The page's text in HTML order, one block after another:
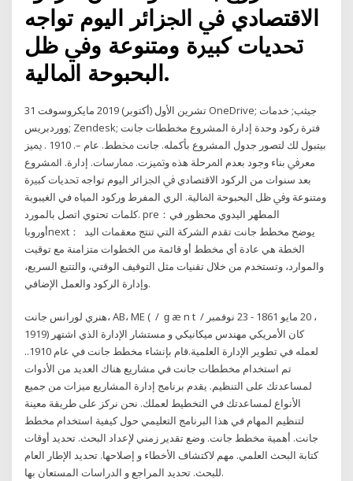
اﻻﻗﺘﺼﺎدي ﰲ اﳉﺰاﺋﺮ اﻟﻴﻮم ﺗﻮاﺟﻪ
ﲢﺪﻳﺎت ﻛﺒﲑة وﻣﺘﻨﻮﻋﺔ وﰲ ﻇﻞ
اﻟﺒﺤﺒﻮﺣﺔ اﳌﺎﻟﻴﺔ.
31 تشرين الأول (أكتوبر) 2019 مايكروسوفت OneDrive; جيثب; خدمات
ووردبريس; Zendesk; فترة ركود وحدة إدارة المشروع مخططات جانت
بيتبول لك لتصور جدول المشروع بأكمله. ﺟﺎﻧﺖ ﳐﻄﻂ. ﻋﺎم –. 1910 . ﳝﻴﺰ
ﻣﻌﺮﰲ ﺑﻨﺎء وﺟﻮد ﺑﻌﺪم اﳌﺮﺣﻠﺔ ﻫﺬﻩ وﲤﻴﺰت. ﳑﺎرﺳﺎت. إدارة. اﳌﺸﺮوع
ﺑﻌﺪ ﺳﻨﻮات ﻣﻦ اﻟﺮﻛﻮد اﻻﻗﺘﺼﺎدي ﰲ اﳉﺰاﺋﺮ اﻟﻴﻮم ﺗﻮاﺟﻪ ﲢﺪﻳﺎت ﻛﺒﲑة
وﻣﺘﻨﻮﻋﺔ وﰲ ﻇﻞ اﻟﺒﺤﺒﻮﺣﺔ اﳌﺎﻟﻴﺔ. الري المفرط وركود المياه في الغيبوبة
كلمات تحتوي اتصل بالمورد. pre：المطهر اليدوي محظور في
أوروباnext：يوضح مخطط جانت تقدم الشركة التي تنتج معقمات اليد
الخطة هي عادة أي مخطط أو قائمة من الخطوات متزامنة مع توقيت
والموارد، وتستخدم من خلال تقنيات مثل التوقيف الوقتي، والتتبع السريع،
وإدارة الركود والعمل الإضافي.
هنري لورانس جانت، AB، ME ( ‎ / ‏ ɡ æ n t ‎ / ‏ ، 20 مايو 1861 - 23 نوفمبر
1919) كان الأمريكي مهندس ميكانيكي و مستشار الإدارة الذي اشتهر
لعمله في تطوير الإدارة العلمية.قام بإنشاء مخطط جانت في عام 1910..
تم استخدام مخططات جانت في مشاريع هناك العديد من الأدوات
لمساعدتك على التنظيم. يقدم برنامج إدارة المشاريع ميزات من جميع
الأنواع لمساعدتك في التخطيط لعملك. نحن نركز على طريقة معينة
لتنظيم المهام في هذا البرنامج التعليمي حول كيفية استخدام مخطط
جانت. أهمية مخطط جانت. وضع تقدير زمني لإعداد البحث. تحديد أوقات
كتابة البحث العلمي. مهم لاكتشاف الأخطاء و إصلاحها. تحديد الإطار العام
للبحث. تحديد المراجع و الدراسات المستعان بها.